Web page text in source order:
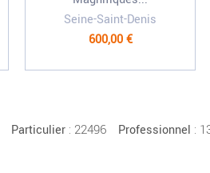
Seine-Saint-Denis
600,00 €
Particulier : 22496 Professionnel :